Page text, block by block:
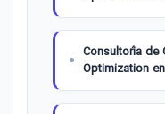
Consultoría de
Optimization